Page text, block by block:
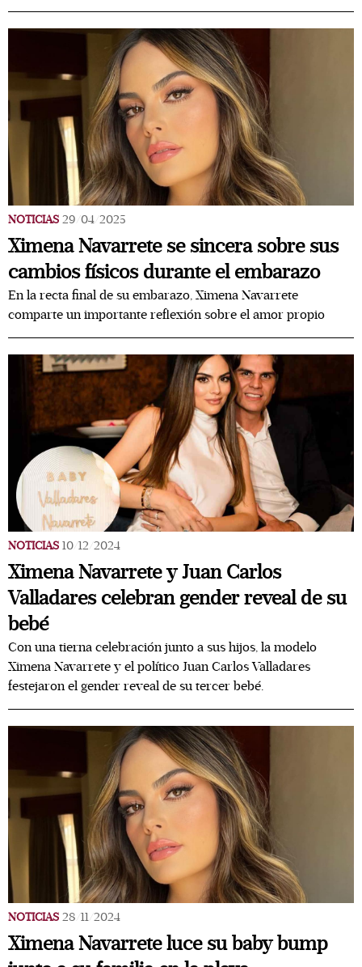
NOTICIAS 29/04/2025
Ximena Navarrete se sincera sobre sus
cambios físicos durante el embarazo
En la recta final de su embarazo, Ximena Navarrete
comparte un importante reflexión sobre el amor propio
NOTICIAS 10/12/2024
Ximena Navarrete y Juan Carlos
Valladares celebran gender reveal de su
bebé
Con una tierna celebración junto a sus hijos, la modelo
Ximena Navarrete y el político Juan Carlos Valladares
festejaron el gender reveal de su tercer bebé.
NOTICIAS 28/11/2024
Ximena Navarrete luce su baby bump